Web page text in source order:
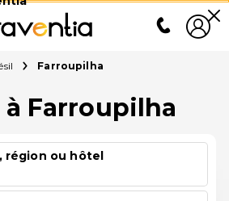
Farroupilha
à Farroupilha
région ou hôtel